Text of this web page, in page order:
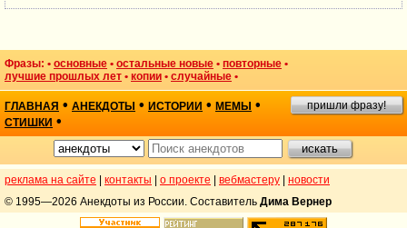
Фразы: • основные • остальные новые • повторные •
лучшие прошлых лет • копии • случайные •
ГЛАВНАЯ • АНЕКДОТЫ • ИСТОРИИ • МЕМЫ •
СТИШКИ •
пришли фразу!
реклама на сайте | контакты | о проекте | вебмастеру | новости
© 1995—2026 Анекдоты из России. Составитель Дима Вернер